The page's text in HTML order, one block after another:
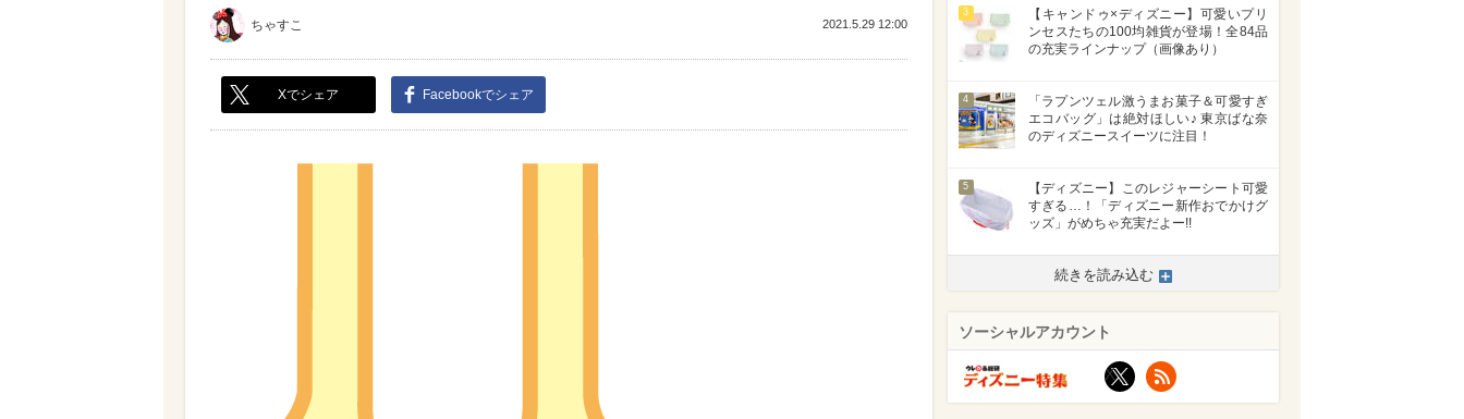
ちゃすこ 2021.5.29 12:00
Xでシェア Facebookでシェア
3
【キャンドゥ×ディズニー】可愛いプリ
ンセスたちの100均雑貨が登場！全84品
の充実ラインナップ（画像あり）
4
「ラプンツェル激うまお菓子＆可愛すぎ
エコバッグ」は絶対ほしい♪ 東京ばな奈
のディズニースイーツに注目！
5
【ディズニー】このレジャーシート可愛
すぎる…！「ディズニー新作おでかけグ
ッズ」がめちゃ充実だよー!!
続きを読み込む
ソーシャルアカウント
X